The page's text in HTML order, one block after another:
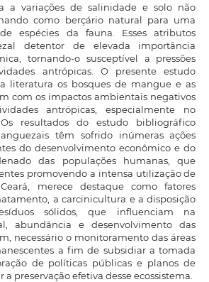
a variações de salinidade e solo não
como berçário natural para uma
espécies da fauna. Esses atributos
detentor de elevada importância
tornando-o susceptível a pressões
antrópicas. O presente estudo
literatura os bosques de mangue e as
com os impactos ambientais negativos
antrópicas, especialmente no
resultados do estudo bibliográfico
têm sofrido inúmeras ações
do desenvolvimento econômico e do
das populações humanas, que
promovendo a intensa utilização de
merece destaque como fatores
a carcinicultura e a disposição
sólidos, que influenciam na
abundância e desenvolvimento das
necessário o monitoramento das áreas
a fim de subsidiar a tomada
de políticas públicas e planos de
preservação efetiva desse ecossistema.